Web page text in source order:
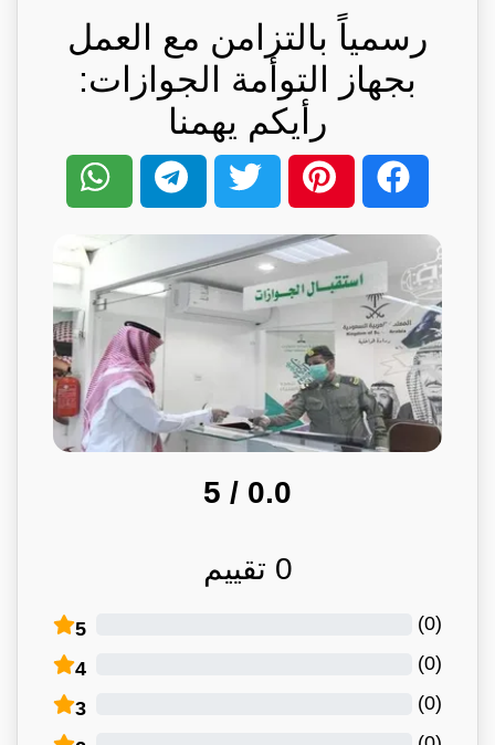
رسمياً بالتزامن مع العمل
بجهاز التوأمة الجوازات:
رأيكم يهمنا
0.0
/ 5
0 تقييم
5 (
0
)
4 (
0
)
3 (
0
)